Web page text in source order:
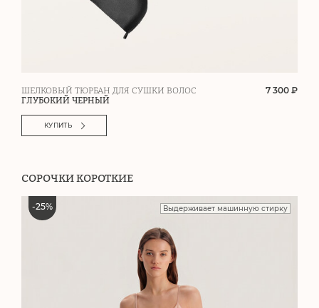
ШЕЛКОВЫЙ ТЮРБАН ДЛЯ СУШКИ ВОЛОС
ГЛУБОКИЙ ЧЕРНЫЙ
7 300 ₽
КУПИТЬ
СОРОЧКИ КОРОТКИЕ
-25% Выдерживает машинную стирку